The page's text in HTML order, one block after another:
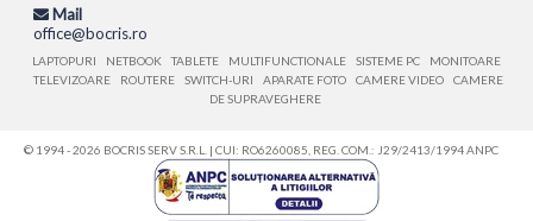
Mail
office@bocris.ro
LAPTOPURI NETBOOK TABLETE MULTIFUNCTIONALE SISTEME PC
MONITOARE
TELEVIZOARE
ROUTERE SWITCH-URI APARATE FOTO CAMERE VIDEO
CAMERE
DE SUPRAVEGHERE
© 1994 - 2026 BOCRIS SERV S.R.L. | CUI: RO6260085, REG. COM.: J29/2413/1994ANPC